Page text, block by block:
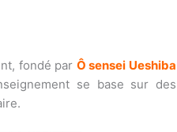
fondé par Ô sensei Ueshiba
se base sur des